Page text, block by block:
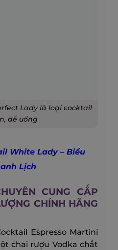
Lady là loại cocktail
dễ uống
White Lady – Biểu
Lịch
CUNG CẤP
CHÍNH HÃNG
Espresso Martini
chai rượu Vodka chất